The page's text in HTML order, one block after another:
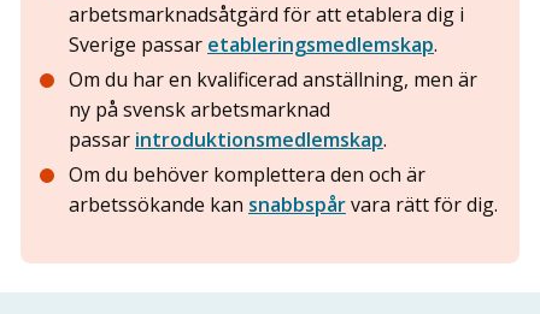
arbetsmarknadsåtgärd för att etablera dig i
Sverige passar etableringsmedlemskap.
Om du har en kvalificerad anställning, men är
ny på svensk arbetsmarknad
passar introduktionsmedlemskap.
Om du behöver komplettera den och är
arbetssökande kan snabbspårvara rätt för dig.